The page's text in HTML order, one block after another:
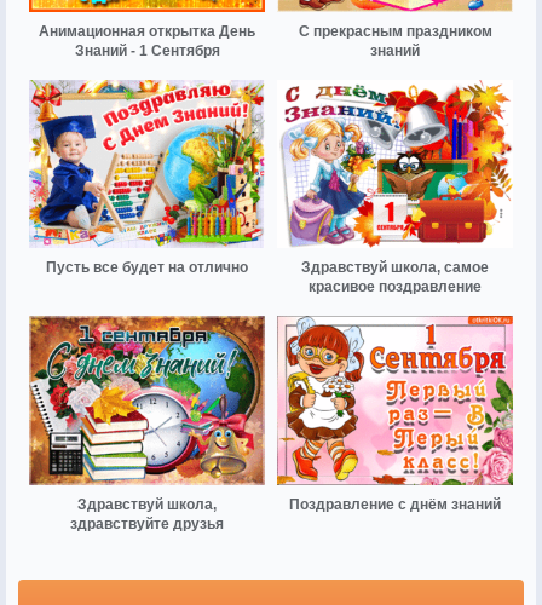
Анимационная открытка День
Знаний - 1 Сентября
С прекрасным праздником
знаний
Пусть все будет на отлично
Здравствуй школа, самое
красивое поздравление
Здравствуй школа,
здравствуйте друзья
Поздравление с днём знаний